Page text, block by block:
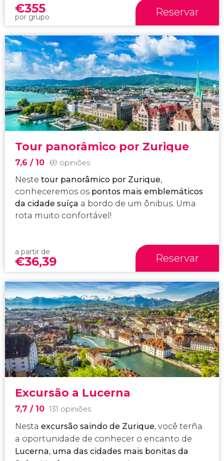
€355
por grupo Reservar
Tour panorâmico por Zurique
7,6 / 10 69 opiniões
Neste tour panorâmico por Zurique,
conheceremos os pontos mais emblemáticos
da cidade suíça a bordo de um ônibus. Uma
rota muito confortável!
a partir de
€36,39 Reservar
Excursão a Lucerna
7,7 / 10 131 opiniões
Nesta excursão saindo de Zurique, você terña
a oportunidade de conhecer o encanto de
Lucerna, uma das cidades mais bonitas da